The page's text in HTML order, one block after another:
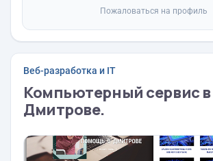
Пожаловаться на профиль
Веб-разработка и IT
Компьютерный сервис в
Дмитрове.